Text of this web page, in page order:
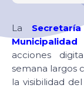
La
acciones
semana largos
la visibilidad